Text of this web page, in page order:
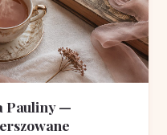
Pauliny —